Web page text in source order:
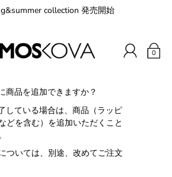
collection 発売開始
0
商品を追加できますか？
している場合は、商品（ラッピ
どを含む）を追加いただくこと
ついては、別途、改めてご注文